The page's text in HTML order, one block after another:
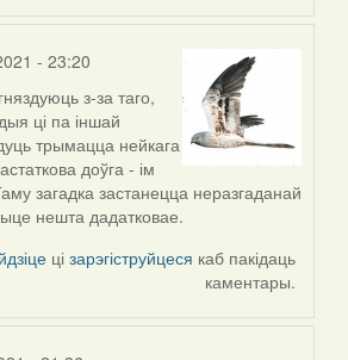
- 23:20
з-за таго,
ці па іншай
трымацца нейкага
доўга - ім
загадка застанецца неразгаданай
нешта дадатковае.
цізарэгіструйцеся каб пакідаць
каментары.